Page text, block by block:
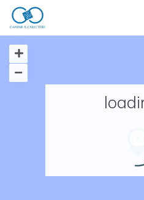
Accueil
Nos adresses en